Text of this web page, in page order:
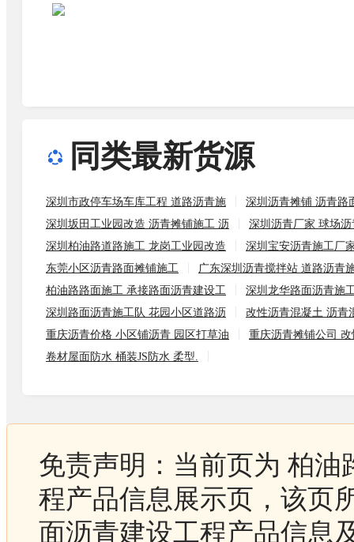
同类最新货源
深圳市政停车场车库工程 道路沥青施
深圳沥青摊铺 沥青路
深圳坂田工业园改造 沥青摊铺施工 沥
深圳沥青厂家 球场
深圳柏油路道路施工 龙岗工业园改造
深圳宝安沥青施工厂
东莞小区沥青路面摊铺施工
广东深圳沥青搅拌站 道路沥青
柏油路路面施工 承接路面沥青建设工
深圳龙华路面沥青施
深圳路面沥青施工队 花园小区道路沥
改性沥青混凝土 沥青
重庆沥青价格 小区铺沥青 园区打草油
重庆沥青摊铺公司
卷材屋面防水 桶装JS防水 柔型.
免责声明：当前页为 柏
程产品信息展示页，该页
面沥青建设工程产品信息